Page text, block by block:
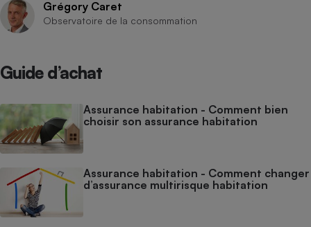
Grégory Caret
Observatoire de la consommation
Guide d’achat
Assurance habitation - Comment bien
choisir son assurance habitation
Assurance habitation - Comment changer
d’assurance multirisque habitation